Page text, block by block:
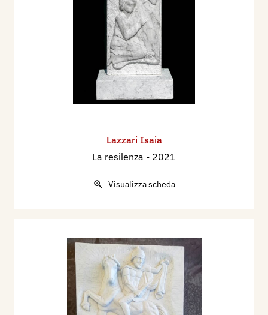
Lazzari Isaia
La resilenza - 2021
Visualizza scheda